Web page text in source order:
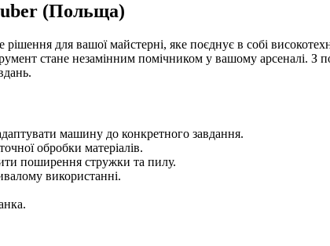
(Польща)
для вашої майстерні, яке поєднує в собі
стане незамінним помічником у вашому арсеналі.
машину до конкретного завдання.
обробки матеріалів.
поширення стружки та пилу.
використанні.